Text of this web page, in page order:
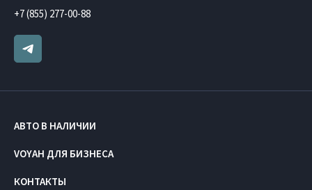
+7 (855) 277-00-88
АВТО В НАЛИЧИИ
VOYAH ДЛЯ БИЗНЕСА
КОНТАКТЫ